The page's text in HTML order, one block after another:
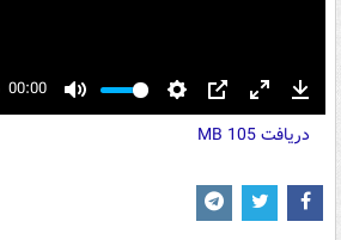
00:00
Mute Settings
PIP Enter
fullscreen
دریافت105 MB